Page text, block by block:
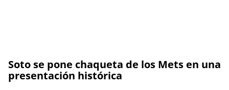
Soto se pone chaqueta de los Mets en una
presentación histórica